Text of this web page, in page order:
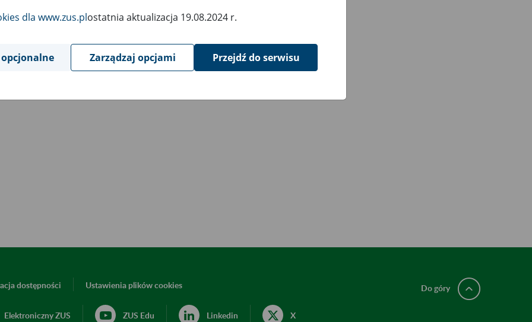
Wyświetl wszystkie
dostępności Ustawienia plików cookies
Elektroniczny ZUS ZUS Edu Linkedin X
Do góry
dla www.zus.plostatnia aktualizacja 19.08.2024 r.
Zarządzaj opcjami Przejdź do serwisu